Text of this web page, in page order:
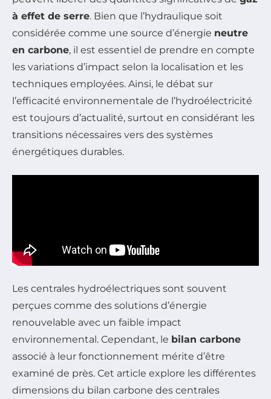
à effet de serre. Bien que l’hydraulique soit
considérée comme une source d’énergie neutre
en carbone, il est essentiel de prendre en compte
les variations d’impact selon la localisation et les
techniques employées. Ainsi, le débat sur
l’efficacité environnementale de l’hydroélectricité
est toujours d’actualité, surtout en considérant les
transitions nécessaires vers des systèmes
énergétiques durables.
Les centrales hydroélectriques sont souvent
perçues comme des solutions d’énergie
renouvelable avec un faible impact
environnemental. Cependant, le bilan carbone
associé à leur fonctionnement mérite d’être
examiné de près. Cet article explore les différentes
dimensions du bilan carbone des centrales